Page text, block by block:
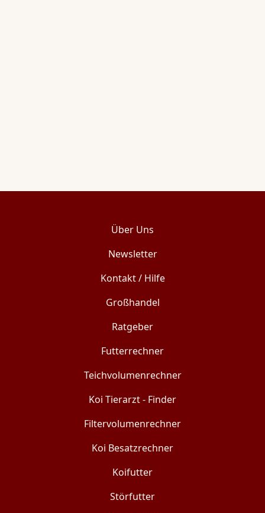
Über Uns
Newsletter
Kontakt / Hilfe
Großhandel
Ratgeber
Futterrechner
Teichvolumenrechner
Koi Tierarzt - Finder
Filtervolumenrechner
Koi Besatzrechner
Koifutter
Störfutter